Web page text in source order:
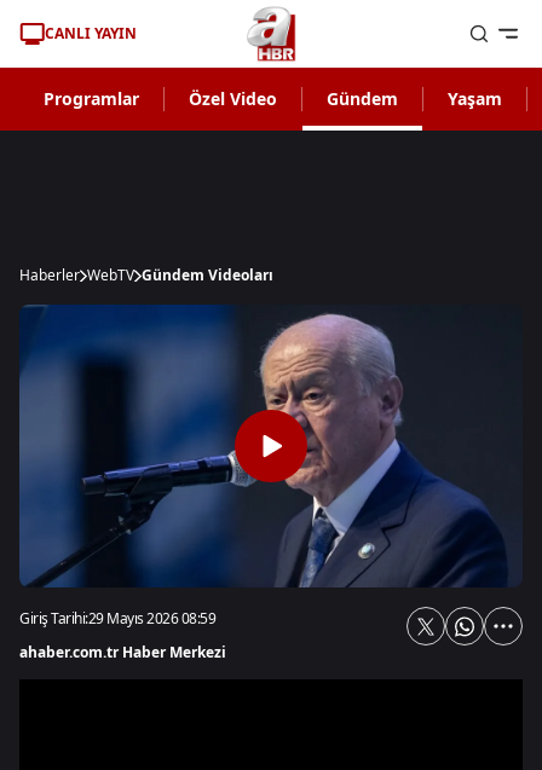
CANLI YAYIN
Programlar Özel Video Gündem Yaşam
Haberler WebTV Gündem Videoları
Giriş Tarihi:29 Mayıs 2026 08:59
ahaber.com.tr Haber Merkezi